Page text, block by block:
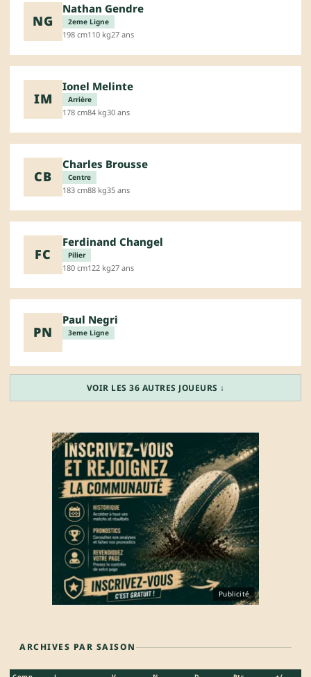
NG
Nathan Gendre
2eme Ligne
198 cm110 kg27 ans
IM
Ionel Melinte
Arrière
178 cm84 kg30 ans
CB
Charles Brousse
Centre
183 cm88 kg35 ans
FC
Ferdinand Changel
Pilier
180 cm122 kg27 ans
PN
Paul Negri
3eme Ligne
VOIR LES 36 AUTRES JOUEURS ↓
Publicité
ARCHIVES PAR SAISON